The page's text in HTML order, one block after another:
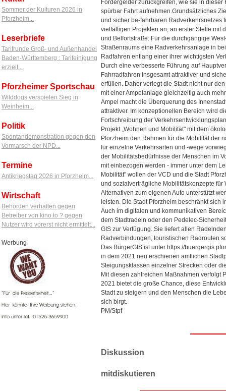
Sommer der Kulturen 2026 in
Pforzheim...
Leserbriefe
Tarifrunde Groß- und Außenhandel
Baden-Württemberg : Tarifeinigung
erzielt...
Pforzheimer Sportschau
Wilddogs verspielen Sieg in
Weinheim...
Politik
Spontandemonstration gegen den
Vormarsch der NPD...
Termine
Antikriegstag 2026 in Pforzheim...
Wirtschaft
Behörden verhaften gegen
Betreiber von kino.to ? gegen
Nutzer wird vorerst nicht ermittelt...
Werbung
Fördergelder zurückgreifen, wie sie in
spürbar Fahrt aufnehmen.Grundsätzliches
und sicher be-fahrbaren Radverkehrsnetzes
vielfältigen Projekten an, an erster Stelle mit
und Belfortstraße: Für die durchgängige
Straßenraums eine Radverkehrsanlage in
Radfahren entlang einer ihrer wichtigsten
Durch eine verbesserte Führung auf
Fahrradfahren insgesamt attraktiver und
erfüllen. Daher verlegt die Stadt nicht nur
mit einer Ampelanlage gleichzeitig auch
Ampel macht die Überquerung des
attraktiver. Im konzeptionellen Bereich wird
Fortschreibung der
Projekt „Wohnen und Mobilität" mit dem
Pforzheim den Rahmen für die Mobilität der
für einzelne Verkehrsarten und -wege
der Mobilitätsbedürfnisse der Menschen im
mit einbezogen werden - immer unter dem
Mobilität" wollen der VCD und die Stadt
und sozialverträgliche Mobilitätskonzepte
Alternativen zum eigenen Auto unterstützt
leisten. Die Stadt Pforzheim beschränkt
Auch im digitalen und kommunikativen
dem Stadtradeln oder den Pedelec-
GIS zur Verfügung. Sie liefert allen
Radverbindungen, touristischen Radrouten
Das BürgerGIS ist unter https://
in dem 2021 neu erschienen amtlichen
Steigungsklassen einzelner Strecken oder
Mit diesen zahlreichen Maßnahmen verfolgt
2021 bietet die große Chance, diese
Stadt zu steigern und den Menschen die
sich birgt.
PM/Stpf
Diskussion
mitdiskutieren